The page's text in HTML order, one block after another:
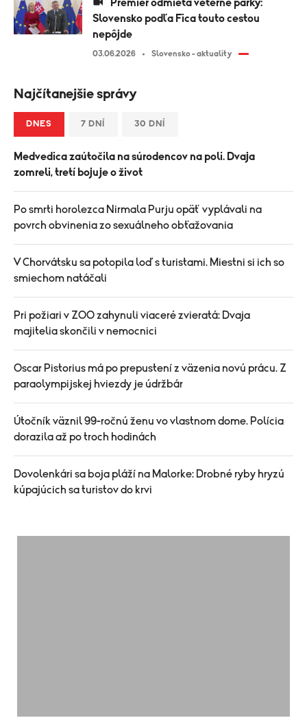
Slovensko podľa Fica touto cestou
nepôjde
03.06.2026 Slovensko - aktuality
Najčítanejšie správy
DNES 7 DNÍ 30 DNÍ
Medvedica zaútočila na súrodencov na poli. Dvaja
zomreli, tretí bojuje o život
Po smrti horolezca Nirmala Purju opäť vyplávali na
povrch obvinenia zo sexuálneho obťažovania
V Chorvátsku sa potopila loď s turistami. Miestni si ich so
smiechom natáčali
Pri požiari v ZOO zahynuli viaceré zvieratá: Dvaja
majitelia skončili v nemocnici
Oscar Pistorius má po prepustení z väzenia novú prácu. Z
paraolympijskej hviezdy je údržbár
Útočník väznil 99-ročnú ženu vo vlastnom dome. Polícia
dorazila až po troch hodinách
Dovolenkári sa boja pláží na Malorke: Drobné ryby hryzú
kúpajúcich sa turistov do krvi